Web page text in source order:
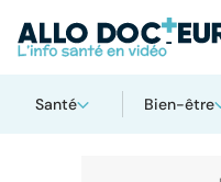
Santé Bien-être